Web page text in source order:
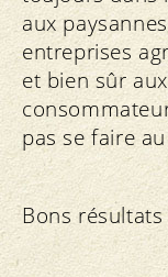
aux
entreprises
et bien sûr
pas se faire
Bons